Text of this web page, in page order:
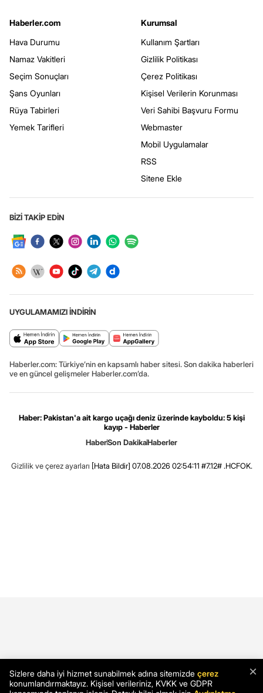
Haberler.com
Hava Durumu
Namaz Vakitleri
Seçim Sonuçları
Şans Oyunları
Rüya Tabirleri
Yemek Tarifleri
Kurumsal
Kullanım Şartları
Gizlilik Politikası
Çerez Politikası
Kişisel Verilerin Korunması
Veri Sahibi Başvuru Formu
Webmaster
Mobil Uygulamalar
RSS
Sitene Ekle
BİZİ TAKİP EDİN
UYGULAMAMIZI İNDİRİN
Haberler.com: Türkiye’nin en kapsamlı haber sitesi. Son dakika haberleri
ve en güncel gelişmeler Haberler.com’da.
Haber: Pakistan'a ait kargo uçağı deniz üzerinde kayboldu: 5 kişi
kayıp - Haberler
HaberSon DakikaHaberler
Gizlilik ve çerez ayarları [Hata Bildir] 07.08.2026 02:54:11 #7.12# .HCFOK.
×
Sizlere daha iyi hizmet sunabilmek adına sitemizde çerez
konumlandırmaktayız. Kişisel verileriniz, KVKK ve GDPR